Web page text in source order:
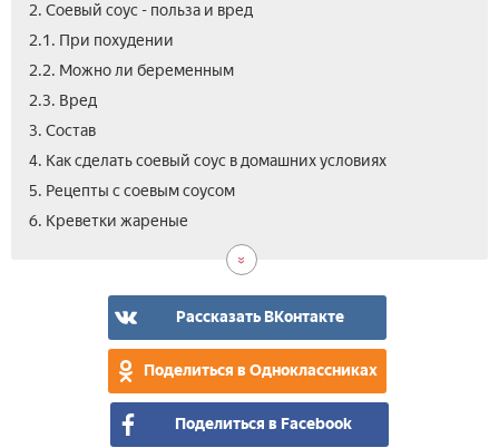
2. Соевый соус - польза и вред
2.1. При похудении
2.2. Можно ли беременным­
2.3. Вред
3. Состав­
4. Как сделать соевый соус в домашних условиях
5. Рецепты с соевым соусом
6. Креветки жареные
Рассказать ВКонтакте
Поделиться в Одноклассниках
Поделиться в Facebook